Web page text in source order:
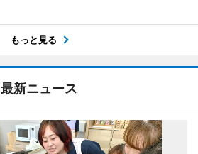
もっと見る
最新ニュース